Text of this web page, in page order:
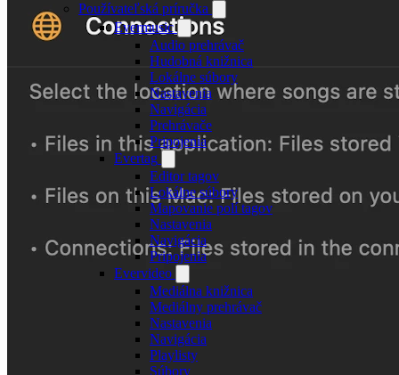
Používateľská príručka
Evermusic
Audio prehrávač
Hudobná knižnica
Lokálne súbory
Nastavenia
Navigácia
Prehrávače
Pripojenia
Evertag
Editor tagov
Lokálne súbory
Mapovanie polí tagov
Nastavenia
Navigácia
Pripojenia
Evervideo
Mediálna knižnica
Mediálny prehrávač
Nastavenia
Navigácia
Playlisty
Súbory